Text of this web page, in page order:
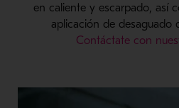
en caliente y escarpado, así
aplicación de desaguado
Contáctate con